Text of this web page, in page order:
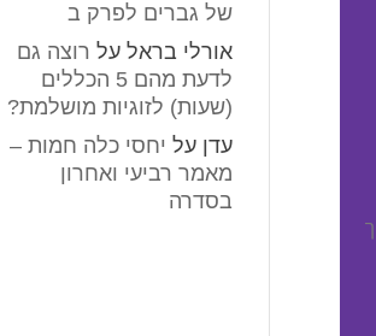
של גברים לפרק ב
אורלי בראל על רוצה גם
לדעת מהם 5 הכללים
(שעות) לזוגיות מושלמת?
עדן על יחסי כלה חמות –
מאמר רביעי ואחרון
בסדרה